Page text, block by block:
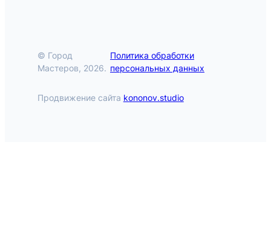
© Город
Мастеров, 2026.
Политика обработки
персональных данных
Продвижение сайта kononov.studio